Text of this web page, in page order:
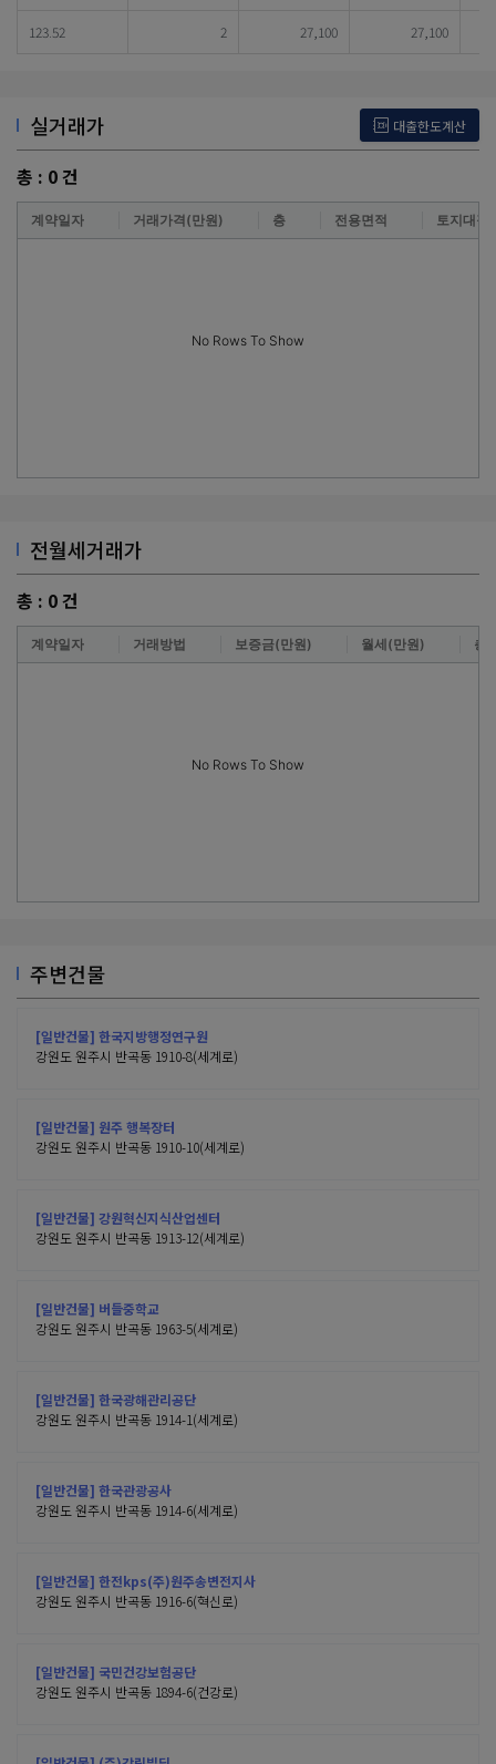
123.52 2 27,100 27,100
실거래가 대출한도계산
총 : 0건
계약일자 거래가격(만원) 층 전용면적 토지대장
No Rows To Show
전월세거래가
총 : 0건
계약일자 거래방법 보증금(만원) 월세(만원) 층
No Rows To Show
주변건물
[일반건물] 한국지방행정연구원
강원도 원주시 반곡동 1910-8(세계로)
[일반건물] 원주 행복장터
강원도 원주시 반곡동 1910-10(세계로)
[일반건물] 강원혁신지식산업센터
강원도 원주시 반곡동 1913-12(세계로)
[일반건물] 버들중학교
강원도 원주시 반곡동 1963-5(세계로)
[일반건물] 한국광해관리공단
강원도 원주시 반곡동 1914-1(세계로)
[일반건물] 한국관광공사
강원도 원주시 반곡동 1914-6(세계로)
[일반건물] 한전kps(주)원주송변전지사
강원도 원주시 반곡동 1916-6(혁신로)
[일반건물] 국민건강보험공단
강원도 원주시 반곡동 1894-6(건강로)